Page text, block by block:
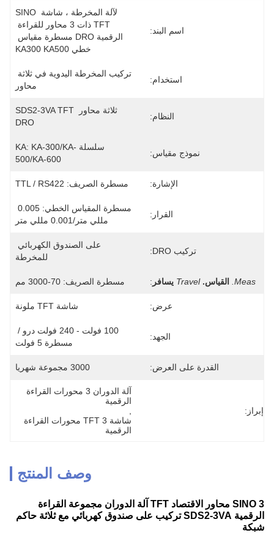
اسم البند:
لآلة المخرطة ، شاشة SINO
خطي KA300 KA500
استخدام:
محاور
النظام:
ثلاثة محاور SDS2-3VA TFT
DRO
نموذج مقياس:
سلسلة KA: KA-300/KA-
500/KA-600
الإشارة: مسطرة الصريف: TTL / RS422
القرار:
مللي متر/0.001 مللي متر
تركيب DRO:
للمخرطة
Meas. القياس. Travel يسافر : مسطرة الصريف: 70-3000 مم
عرض: شاشة TFT ملونة
الجهد:
مسطرة 5 فولت
القدرة على العرض: 3000 مجموعة شهريا
إبراز:
الرقمية
الرقمية
وصف المنتج
SINO 3 محاور الاقتصاد TFT آلة الدوران مجموعة القراءة
الرقمية SDS2-3VA تركيب على صندوق كهربائي مع ثلاثة حاكم
شبكة